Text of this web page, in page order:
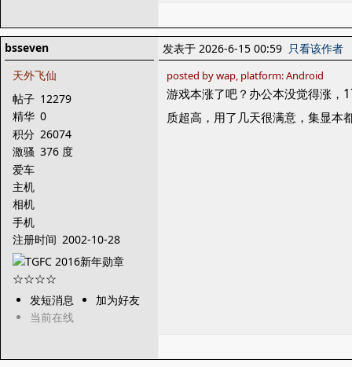
bsseven
天外飞仙
帖子 12279
精华 0
积分 26074
激骚 376 度
爱车
主机
相机
手机
注册时间 2002-10-28
发短消息
加为好友
当前在线
发表于 2026-6-15 00:59 只看该作者
posted by wap, platform: Android
游戏本涨了吧？办公本没觉得涨
质超高，用了几天很满意，集显本